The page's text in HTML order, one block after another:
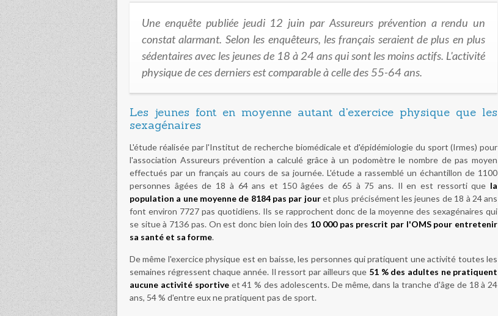
Une enquête publiée jeudi 12 juin par Assureurs prévention a rendu un
constat alarmant. Selon les enquêteurs, les français seraient de plus en plus
sédentaires avec les jeunes de 18 à 24 ans qui sont les moins actifs. L'activité
physique de ces derniers est comparable à celle des 55-64 ans.
Les jeunes font en moyenne autant d'exercice physique que les
sexagénaires
L'étude réalisée par l'Institut de recherche biomédicale et d'épidémiologie du sport (Irmes) pour
l'association Assureurs prévention a calculé grâce à un podomètre le nombre de pas moyen
effectués par un français au cours de sa journée. L'étude a rassemblé un échantillon de 1100
personnes âgées de 18 à 64 ans et 150 âgées de 65 à 75 ans. Il en est ressorti que la
population a une moyenne de 8184 pas par jouret plus précisément les jeunes de 18 à 24 ans
font environ 7727 pas quotidiens. Ils se rapprochent donc de la moyenne des sexagénaires qui
se situe à 7136 pas. On est donc bien loin des 10 000 pas prescrit par l'OMS pour entretenir
sa santé et sa forme.
De même l'exercice physique est en baisse, les personnes qui pratiquent une activité toutes les
semaines régressent chaque année. Il ressort par ailleurs que 51 % des adultes ne pratiquent
aucune activité sportiveet 41 % des adolescents. De même, dans la tranche d'âge de 18 à 24
ans, 54 % d'entre eux ne pratiquent pas de sport.